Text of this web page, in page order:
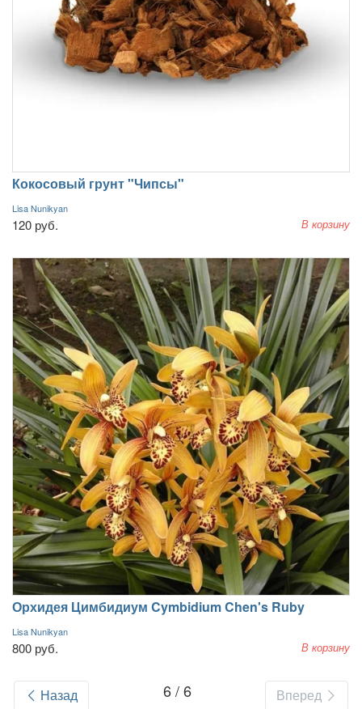
Кокосовый грунт "Чипсы"
Lisa Nunikyan
120 руб. В корзину
Орхидея Цимбидиум Cymbidium Chen's Ruby
Lisa Nunikyan
800 руб. В корзину
Назад 6 / 6 Вперед